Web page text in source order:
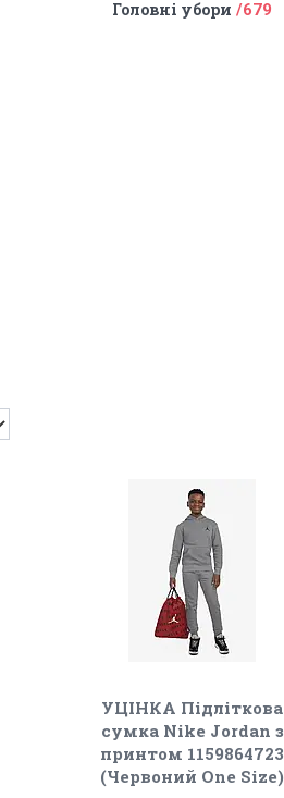
Головні убори 679
УЦІНКА Підліткова
сумка Nike Jordan з
принтом 1159864723
(Червоний One Size)